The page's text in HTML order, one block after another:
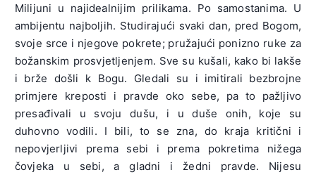
Milijuni u najidealnijim prilikama. Po samostanima. U
ambijentu najboljih. Studirajući svaki dan, pred Bogom,
svoje srce i njegove pokrete; pružajući ponizno ruke za
božanskim prosvjetljenjem. Sve su kušali, kako bi lakše
i brže došli k Bogu. Gledali su i imitirali bezbrojne
primjere kreposti i pravde oko sebe, pa to pažljivo
presađivali u svoju dušu, i u duše onih, koje su
duhovno vodili. I bili, to se zna, do kraja kritični i
nepovjerljivi prema sebi i prema pokretima nižega
čovjeka u sebi, a gladni i žedni pravde. Nijesu